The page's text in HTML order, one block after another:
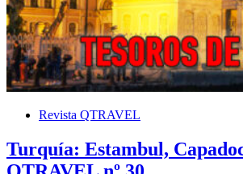
Revista QTRAVEL
Turquía: Estambul,